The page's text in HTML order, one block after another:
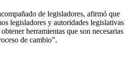
de legisladores, afirmó que
legisladores y autoridades legislativas
herramientas que son necesarias
de cambio”.